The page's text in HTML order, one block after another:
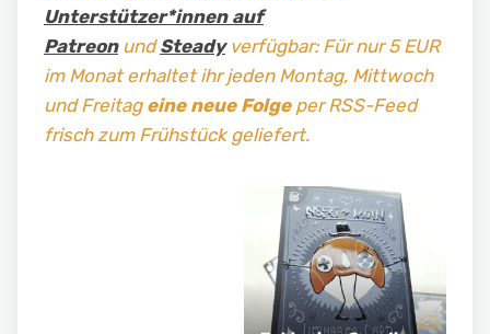
Unterstützer*innen auf
PatreonundSteadyverfügbar: Für nur 5 EUR
im Monat erhaltet ihr jeden Montag, Mittwoch
und Freitageine neue Folgeper RSS-Feed
frisch zum Frühstück geliefert.